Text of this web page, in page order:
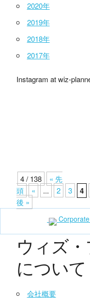
2020年
2019年
2018年
2017年
Instagram at wiz-
4 / 138
« 先
頭
« ... 2 3 4
後 »
ウィズ
について
会社概要